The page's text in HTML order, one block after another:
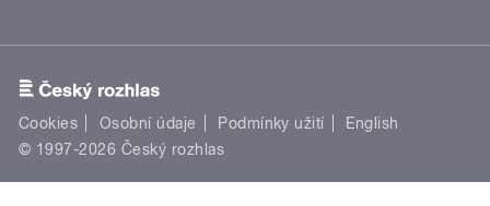
Cookies Osobní údaje Podmínky užití
English
© 1997-2026 Český rozhlas